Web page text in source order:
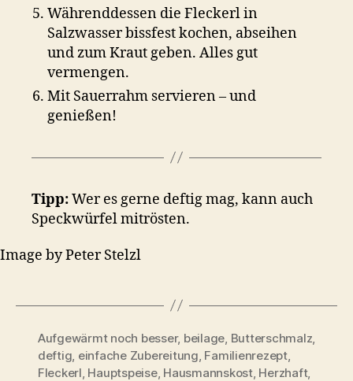
Währenddessen die Fleckerl in
Salzwasser bissfest kochen, abseihen
und zum Kraut geben. Alles gut
vermengen.
Mit Sauerrahm servieren – und
genießen!
Tipp:Wer es gerne deftig mag, kann auch
Speckwürfel mitrösten.
Image by Peter Stelzl
Aufgewärmt noch besser, beilage, Butterschmalz,
deftig, einfache Zubereitung, Familienrezept,
Fleckerl, Hauptspeise, Hausmannskost, Herzhaft,